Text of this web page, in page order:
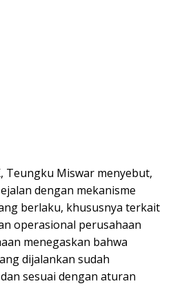
Teungku Miswar menyebut,
dengan mekanisme
berlaku, khususnya terkait
operasional perusahaan
menegaskan bahwa
dijalankan sudah
sesuai dengan aturan